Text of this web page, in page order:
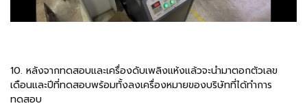
10. หลังจากทดสอบและเครื่องดับเพลิงแห้งแล้วจะนำมาตอกตัวเลข
เดือนและปีที่ทดสอบพร้อมทั้งลงเครื่องหมายของบริษัทที่ได้ทำการ
ทดสอบ